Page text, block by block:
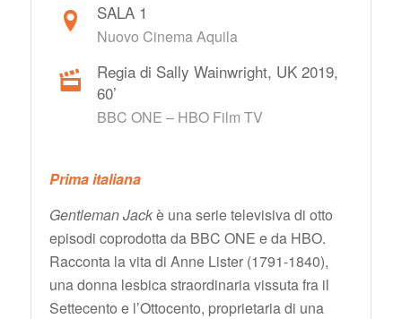
SALA 1
Nuovo Cinema Aquila
Regia di Sally Wainwright, UK 2019,
60’
BBC ONE – HBO Film TV
Prima italiana
Gentleman Jackè una serie televisiva di otto
episodi coprodotta da BBC ONE e da HBO.
Racconta la vita di Anne Lister (1791-1840),
una donna lesbica straordinaria vissuta fra il
Settecento e l’Ottocento, proprietaria di una